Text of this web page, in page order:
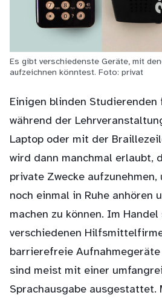
Es gibt verschiedenste Geräte, mit
aufzeichnen könntest. Foto: privat
Einigen blinden Studierenden
während der
Laptop oder mit der
wird dann manchmal erlaubt,
private Zwecke
noch einmal in Ruhe anhören
machen zu können. Im Handel
verschiedenen
barrierefreie
sind meist mit einer
Sprachausgabe ausgestattet.